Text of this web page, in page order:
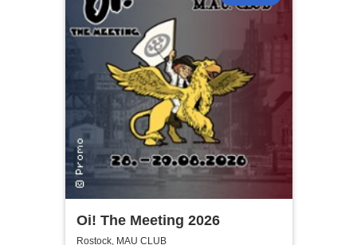
Oi! The Meeting 2026
Rostock, MAU CLUB